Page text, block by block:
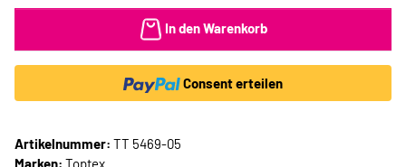
In den Warenkorb
Consent erteilen
Artikelnummer: TT 5469-05
Marken: Toptex